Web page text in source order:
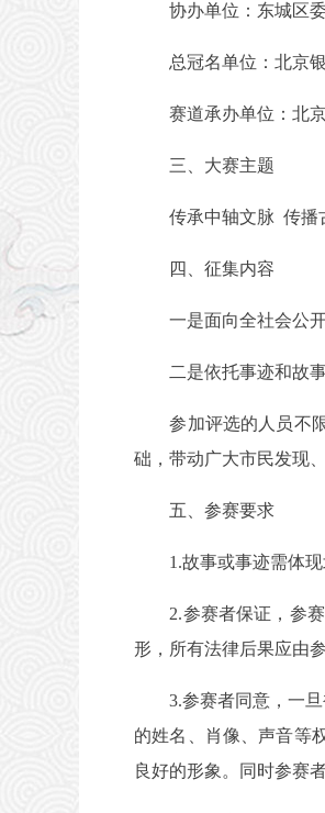
协办单位：东城区委
总冠名单位：北京
赛道承办单位：北京
三、大赛主题
传承中轴文脉 传播
四、征集内容
一是面向全社会公开
二是依托事迹和故事
参加评选的人员不限
础，带动广大市民发现
五、参赛要求
1.故事或事迹需体现
2.参赛者保证，参赛
形，所有法律后果应由
3.参赛者同意，一旦
的姓名、肖像、声音等
良好的形象。同时参赛